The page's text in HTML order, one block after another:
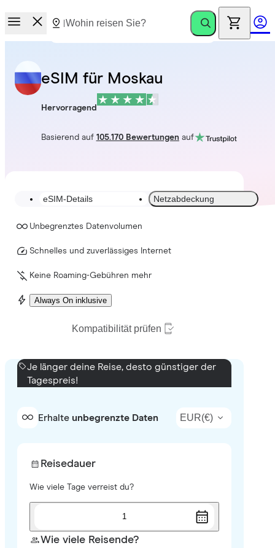
eSIM für Moskau
Hervorragend
Basierend auf 105.170 Bewertungen auf
eSIM-Details Netzabdeckung
Unbegrenztes Datenvolumen
Schnelles und zuverlässiges Internet
Keine Roaming-Gebühren mehr
Always On inklusive
Kompatibilität prüfen
Je länger deine Reise, desto günstiger der
Tagespreis!
Erhalte unbegrenzte Daten EUR(€)
Reisedauer
Wie viele Tage verreist du?
1
Wie viele Reisende?